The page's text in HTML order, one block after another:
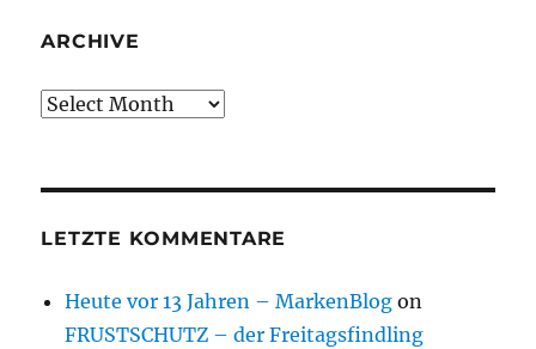
ARCHIVE
Archive
LETZTE KOMMENTARE
Heute vor 13 Jahren – MarkenBlog on
FRUSTSCHUTZ – der Freitagsfindling